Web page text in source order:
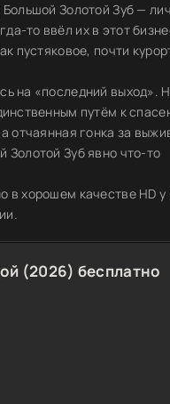
Золотой Зуб —
то ввёл их в этот
пустяковое, почти
на «последний выход».
путём к
отчаянная гонка за
Золотой Зуб явно что-то
хорошем качестве HD у
(2026) бесплатно